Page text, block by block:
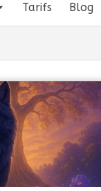
Tarifs Blog